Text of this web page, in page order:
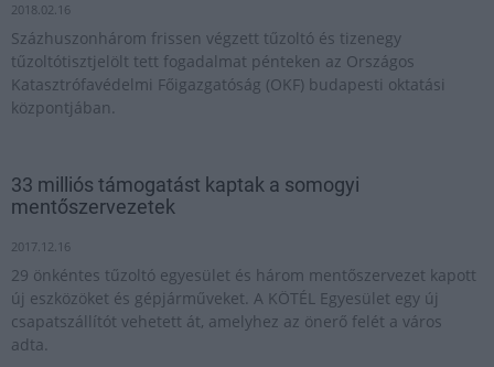
2018.02.16
Százhuszonhárom frissen végzett tűzoltó és tizenegy
tűzoltótisztjelölt tett fogadalmat pénteken az Országos
Katasztrófavédelmi Főigazgatóság (OKF) budapesti oktatási
központjában.
33 milliós támogatást kaptak a somogyi
mentőszervezetek
2017.12.16
29 önkéntes tűzoltó egyesület és három mentőszervezet kapott
új eszközöket és gépjárműveket. A KÖTÉL Egyesület egy új
csapatszállítót vehetett át, amelyhez az önerő felét a város
adta.